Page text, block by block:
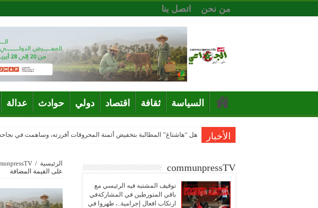
من نحن اتصل بنا
السياسة ثقافة اقتصاد دولي حوادث عدالة
الأخبار هل “هاشتاغ” المطالبة بتخفيض أثمنة المحروقات أفرزته، وساهمت في
الرئيسية /
على القيمة المضافة
communpressTV
توقيف المشتبه فيه الرئيسي مع
باقي المتورطين في المشاركةفي
ارتكاب افعال إجرامية..، ظهروا في